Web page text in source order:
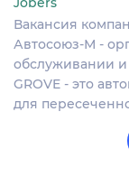
Вакансия
Автосоюз-М -
обслуживании и
GROVE - это
для